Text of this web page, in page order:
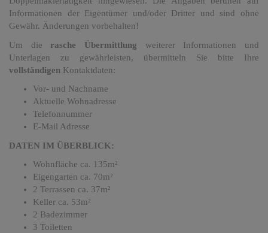
Informationen der Eigentümer und/oder Dritter und sind ohne
Gewähr. Änderungen vorbehalten!
Um die rasche Übermittlung weiterer Informationen und
Unterlagen zu gewährleisten, übermitteln Sie bitte Ihre
vollständigen Kontaktdaten:
Vor- und Nachname
Aktuelle Wohnadresse
Telefonnummer
E-Mail Adresse
DATEN IM ÜBERBLICK:
Wohnfläche ca. 135m²
Eigengarten ca. 70m²
2 Terrassen ca. 37m²
Keller ca. 53m²
2 Badezimmer
3 Toiletten